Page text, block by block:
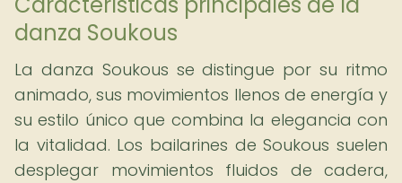
danza Soukous
La danza Soukous se distingue por su ritmo
animado, sus movimientos llenos de energía y
su estilo único que combina la elegancia con
la vitalidad. Los bailarines de Soukous suelen
desplegar movimientos fluidos de cadera,